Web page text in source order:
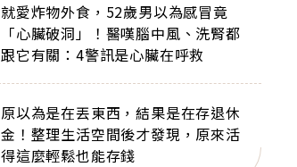
就愛炸物外食，52歲男以為感冒竟
「心臟破洞」！醫嘆腦中風、洗腎都
跟它有關：4警訊是心臟在呼救
原以為是在丟東西，結果是在存退休
金！整理生活空間後才發現，原來活
得這麼輕鬆也能存錢